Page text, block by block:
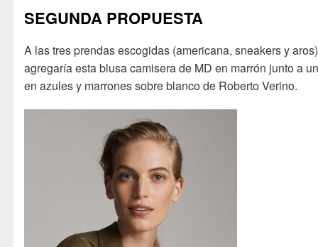
SEGUNDA PROPUESTA
A las tres prendas escogidas (americana, sneakers y
agregaría esta blusa camisera de MD en marrón junto a
en azules y marrones sobre blanco de Roberto Verino.